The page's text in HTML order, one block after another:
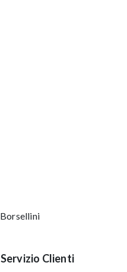
Borsellini
Servizio Clienti